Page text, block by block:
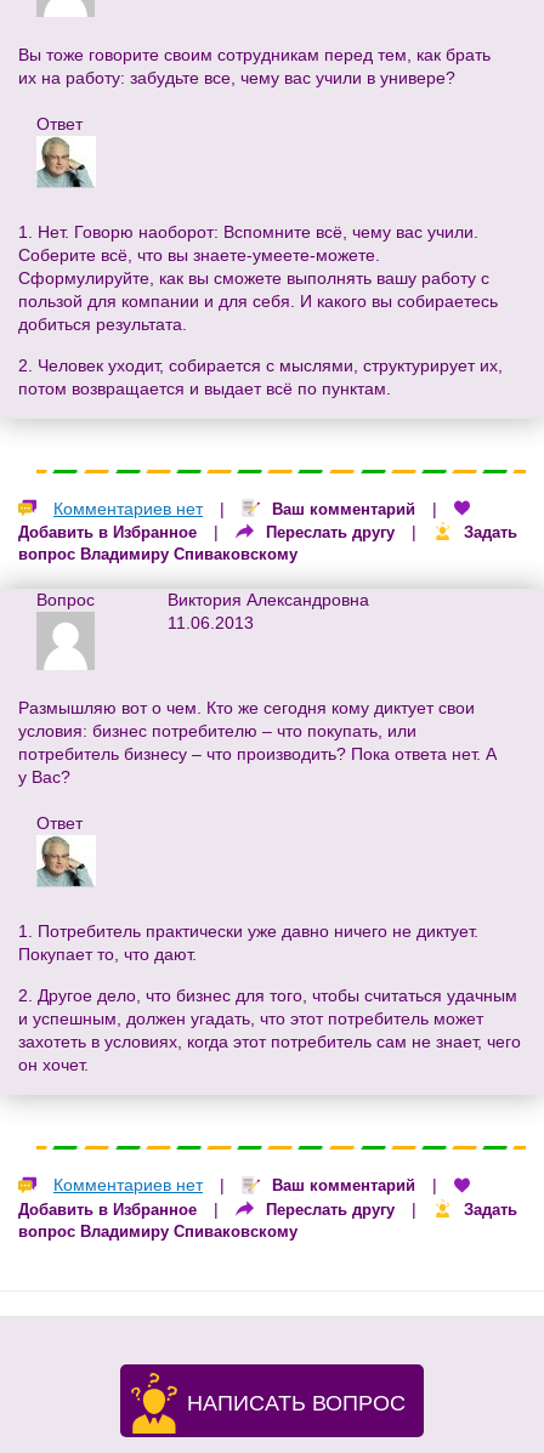
Вы тоже говорите своим сотрудникам перед тем, как брать
их на работу: забудьте все, чему вас учили в универе?
Ответ
1. Нет. Говорю наоборот: Вспомните всё, чему вас учили.
Соберите всё, что вы знаете-умеете-можете.
Сформулируйте, как вы сможете выполнять вашу работу с
пользой для компании и для себя. И какого вы собираетесь
добиться результата.
2. Человек уходит, собирается с мыслями, структурирует их,
потом возвращается и выдает всё по пунктам.
Комментариев нет | Ваш комментарий |
Добавить в Избранное | Переслать другу |
Задать
вопрос Владимиру Спиваковскому
Вопрос
Виктория Александровна
11.06.2013
Размышляю вот о чем. Кто же сегодня кому диктует свои
условия: бизнес потребителю – что покупать, или
потребитель бизнесу – что производить? Пока ответа нет. А
у Вас?
Ответ
1. Потребитель практически уже давно ничего не диктует.
Покупает то, что дают.
2. Другое дело, что бизнес для того, чтобы считаться удачным
и успешным, должен угадать, что этот потребитель может
захотеть в условиях, когда этот потребитель сам не знает, чего
он хочет.
Комментариев нет | Ваш комментарий |
Добавить в Избранное | Переслать другу |
Задать
вопрос Владимиру Спиваковскому
НАПИСАТЬ ВОПРОС